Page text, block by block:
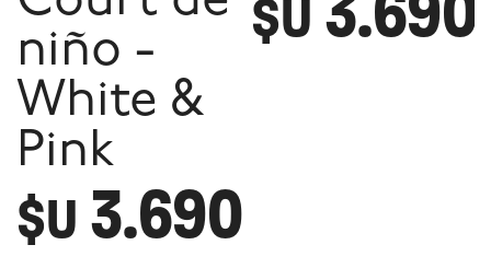
niño -
White &
Pink
$U 3.690
$U